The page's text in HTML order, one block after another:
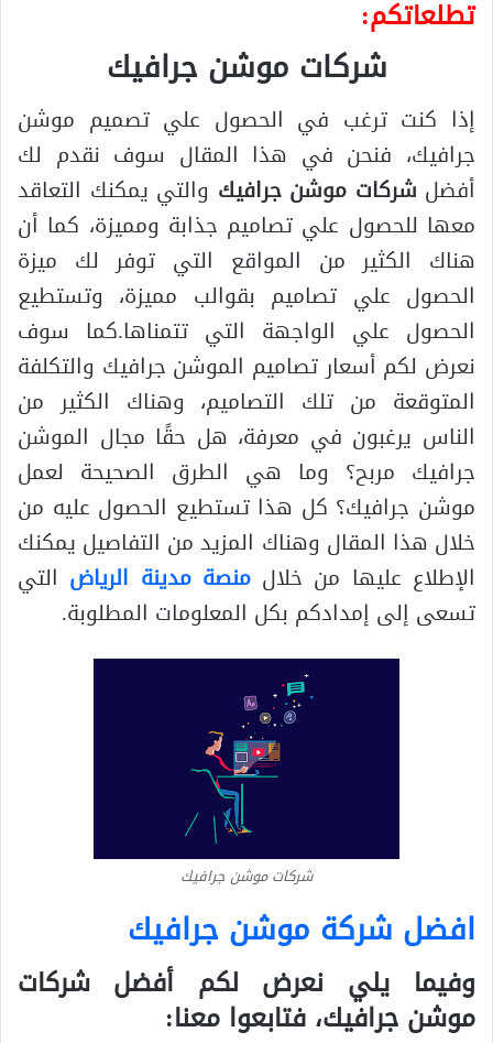
تطلعاتكم:
شركات موشن جرافيك
إذا كنت ترغب في الحصول علي تصميم موشن
جرافيك، فنحن في هذا المقال سوف نقدم لك
أفضل شركات موشن جرافيك والتي يمكنك التعاقد
معها للحصول علي تصاميم جذابة ومميزة، كما أن
هناك الكثير من المواقع التي توفر لك ميزة
الحصول علي تصاميم بقوالب مميزة، وتستطيع
الحصول علي الواجهة التي تتمناها.كما سوف
نعرض لكم أسعار تصاميم الموشن جرافيك والتكلفة
المتوقعة من تلك التصاميم، وهناك الكثير من
الناس يرغبون في معرفة، هل حقًا مجال الموشن
جرافيك مربح؟ وما هي الطرق الصحيحة لعمل
موشن جرافيك؟ كل هذا تستطيع الحصول عليه من
خلال هذا المقال وهناك المزيد من التفاصيل يمكنك
الإطلاع عليها من خلال منصة مدينة الرياض التي
تسعى إلى إمدادكم بكل المعلومات المطلوبة.
شركات موشن جرافيك
افضل شركة موشن جرافيك
وفيما يلي نعرض لكم أفضل شركات
موشن جرافيك، فتابعوا معنا: